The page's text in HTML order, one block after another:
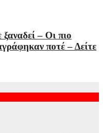
– Οι πιο
ποτέ – Δείτε